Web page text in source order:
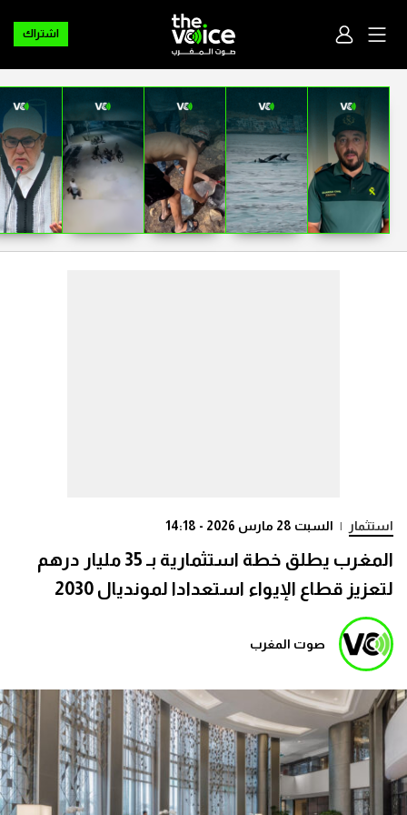
اشتراك
استثمار | السبت 28 مارس 2026 - 14:18
المغرب يطلق خطة استثمارية بـ 35 مليار درهم
لتعزيز قطاع الإيواء استعدادا لمونديال 2030
صوت المغرب